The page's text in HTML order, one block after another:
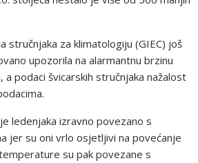
stručnjaka za klimatologiju (GIEC) još
upozorila na alarmantnu brzinu
a podaci švicarskih stručnjaka nažalost
ledenjaka izravno povezano s
jer su oni vrlo osjetljivi na povećanje
su pak povezane s